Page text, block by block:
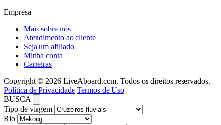
Empresa
Mais sobre nós
Atendimento ao cliente
Seja um afiliado
Minha conta
Carreiras
Copyright © 2026 LiveAboard.com. Todos os direitos reservados.
Política de Privacidade Termos de Uso
BUSCA
Tipo de viagem
Rio